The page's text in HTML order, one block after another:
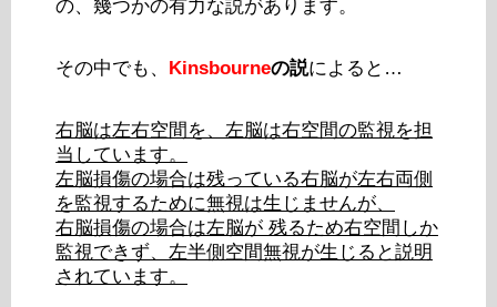
の、幾つかの有力な説があります。
その中でも、 Kinsbourneの説によると…
右脳は左右空間を、左脳は右空間の監視を担
当しています。
左脳損傷の場合は残っている右脳が左右両側
を監視するために無視は生じませんが、
右脳損傷の場合は左脳が 残るため右空間しか
監視できず、左半側空間無視が生じると説明
されています。